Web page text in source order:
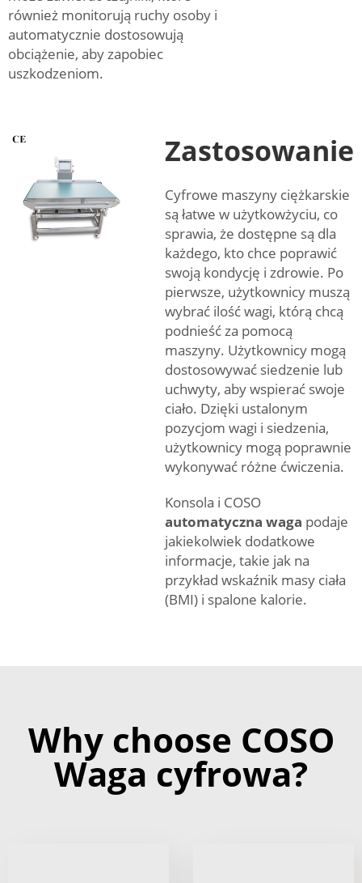
również monitorują ruchy osoby i
automatycznie dostosowują
obciążenie, aby zapobiec
uszkodzeniom.
Zastosowanie
Cyfrowe maszyny ciężkarskie
są łatwe w użytkowżyciu, co
sprawia, że dostępne są dla
każdego, kto chce poprawić
swoją kondycję i zdrowie. Po
pierwsze, użytkownicy muszą
wybrać ilość wagi, którą chcą
podnieść za pomocą
maszyny. Użytkownicy mogą
dostosowywać siedzenie lub
uchwyty, aby wspierać swoje
ciało. Dzięki ustalonym
pozycjom wagi i siedzenia,
użytkownicy mogą poprawnie
wykonywać różne ćwiczenia.
Konsola i COSO
automatyczna waga podaje
jakiekolwiek dodatkowe
informacje, takie jak na
przykład wskaźnik masy ciała
(BMI) i spalone kalorie.
Why choose COSO
Waga cyfrowa?